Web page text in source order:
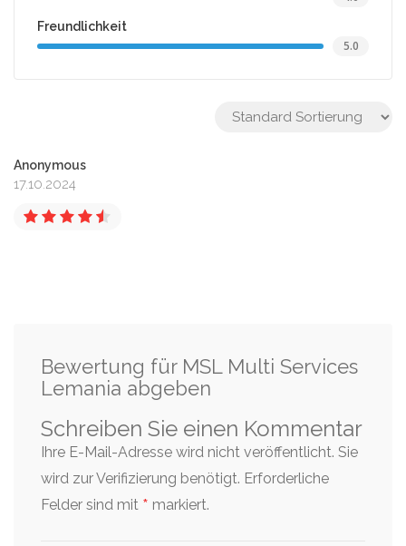
Freundlichkeit
5.0
Anonymous
17.10.2024
Bewertung für MSL Multi Services
Lemania abgeben
Schreiben Sie einen Kommentar
Ihre E-Mail-Adresse wird nicht veröffentlicht. Sie
wird zur Verifizierung benötigt. Erforderliche
Felder sind mit * markiert.